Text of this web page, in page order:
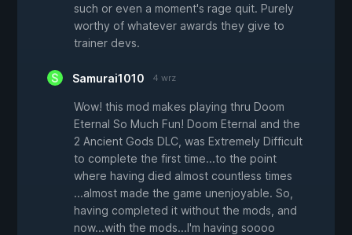
such or even a moment's rage quit. Purely
worthy of whatever awards they give to
trainer devs.
Samurai1010 4 wrz
Wow! this mod makes playing thru Doom
Eternal So Much Fun! Doom Eternal and the
2 Ancient Gods DLC, was Extremely Difficult
to complete the first time...to the point
where having died almost countless times
...almost made the game unenjoyable. So,
having completed it without the mods, and
now...with the mods...I'm having soooo